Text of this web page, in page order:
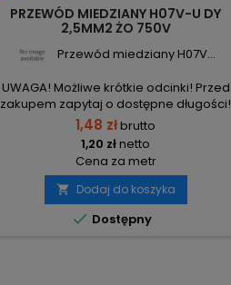
PRZEWÓD MIEDZIANY H07V-U DY
2,5MM2 ŻO 750V
Przewód miedziany H07V...
UWAGA! Możliwe krótkie odcinki! Przed
zakupem zapytaj o dostępne długości!
1,48 złbrutto
1,20 złnetto
Cena za metr
 Dodaj do koszyka
 Dostępny